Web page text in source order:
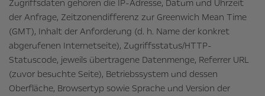
Zugriffsdaten gehören die IP-Adresse, Datum und Uhrzeit
der Anfrage, Zeitzonendifferenz zur Greenwich Mean Time
(GMT), Inhalt der Anforderung (d. h. Name der konkret
abgerufenen Internetseite), Zugriffsstatus/HTTP-
Statuscode, jeweils übertragene Datenmenge, Referrer URL
(zuvor besuchte Seite), Betriebssystem und dessen
Oberfläche, Browsertyp sowie Sprache und Version der